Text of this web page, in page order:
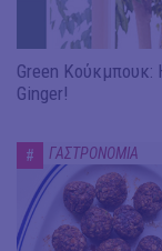
Green Κούκμπουκ:
Ginger!
# ΓΑΣΤΡΟΝΟΜΙΑ